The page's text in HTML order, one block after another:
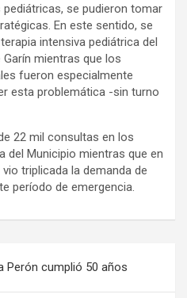
se pudieron tomar
En este sentido, se
intensiva pediátrica del
mientras que los
fueron especialmente
esta problemática -sin turno
22 mil consultas en los
del Municipio mientras que en
triplicada la demanda de
período de emergencia.
Perón cumplió 50 años